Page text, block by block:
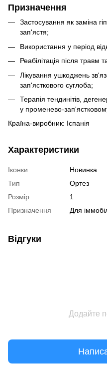
Призначення
Застосування як заміна
зап'ястя;
Використання у період
Реабілітація після травм
Лікування ушкоджень
зап'ясткового суглоба;
Терапія тендинітів,
у променево-
Країна-виробник: Іспанія
Характеристики
Іконки
Новинка
Тип
Ортез
Розмір
1
Призначення
Для
Відгуки
Додайте